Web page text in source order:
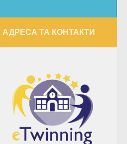
АДРЕСА ТА КОНТАКТИ